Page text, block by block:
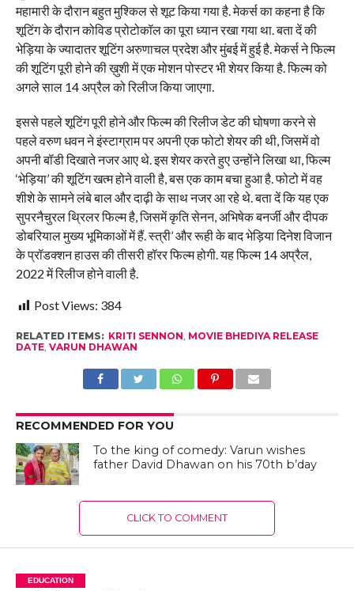
महामारी के दौरान बहुत मुश्किल से शूट किया गया है. मेकर्स का कहना है कि
शूटिंग के दौरान कोविड प्रोटोकॉल का पूरा ध्यान रखा गया था. बता दें की
भेड़िया के ज्यादातर शूटिंग अरुणाचल प्रदेश और मुंबई में हुई है. मेकर्स ने फिल्म
की शूटिंग पूरी होने की ख़ुशी में एक मोशन पोस्टर भी शेयर किया है. फिल्म को
अगले साल 14 अप्रैल को रिलीज किया जाएगा.
इससे पहले शूटिंग पूरी होने और फिल्म की रिलीज डेट की घोषणा करने से
पहले वरुण धवन ने इंस्टाग्राम पर अपनी एक फोटो शेयर की थी, जिसमें वो
अपनी बॉडी दिखाते नजर आए थे. इस शेयर करते हुए उन्होंने लिखा था, फिल्म
‘भेड़िया’ की शूटिंग खत्म होने वाली है, बस एक काम बचा हुआ है. फोटो में वह
शीशे के सामने लंबे बाल और दाढ़ी के साथ नजर आ रहे थे. बता दें कि यह एक
सुपरनैचुरल थ्रिलर फिल्म है, जिसमें कृति सेनन, अभिषेक बनर्जी और दीपक
डोबरियाल मुख्य भूमिकाओं में हैं. स्त्री’ और रूही के बाद भेड़िया दिनेश विजान
के प्रॉडक्शन हाउस की तीसरी हॉरर फिल्म होगी. यह फिल्म 14 अप्रैल,
2022 में रिलीज होने वाली है.
Post Views: 384
RELATED ITEMS: KRITI SENNON MOVIE BHEDIYA RELEASE
DATE, VARUN DHAWAN
RECOMMENDED FOR YOU
To the king of comedy: Varun wishes
father David Dhawan on his 70th b’day
CLICK TO COMMENT
EDUCATION